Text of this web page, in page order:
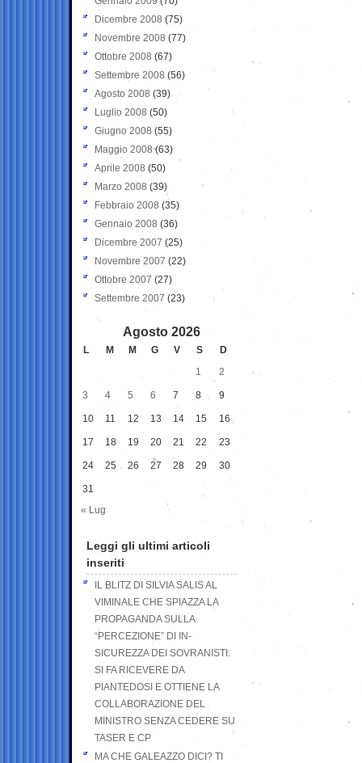
Dicembre 2008 (75)
Novembre 2008 (77)
Ottobre 2008 (67)
Settembre 2008 (56)
Agosto 2008 (39)
Luglio 2008 (50)
Giugno 2008 (55)
Maggio 2008(63)
Aprile 2008 (50)
Marzo 2008 (39)
Febbraio 2008 (35)
Gennaio 2008 (36)
Dicembre 2007 (25)
Novembre 2007 (22)
Ottobre 2007 (27)
Settembre 2007 (23)
Agosto 2026
L M M G V S
D
1
2
3 4 5 6 7 8 9
10 11 12 13 14 15 16
17 18 19 20 21 22 23
24 25 26 27 28 29 30
31
« Lug
Leggi gli ultimi articoli
inseriti
IL BLITZ DI SILVIA SALIS AL
VIMINALE CHE SPIAZZA LA
PROPAGANDA SULLA
“PERCEZIONE” DI IN-
SICUREZZA DEI SOVRANISTI:
SI FA RICEVERE DA
PIANTEDOSI E OTTIENE LA
COLLABORAZIONE DEL
MINISTRO SENZA CEDERE SU
TASER E CP
MA CHE GALEAZZO DICI? TI